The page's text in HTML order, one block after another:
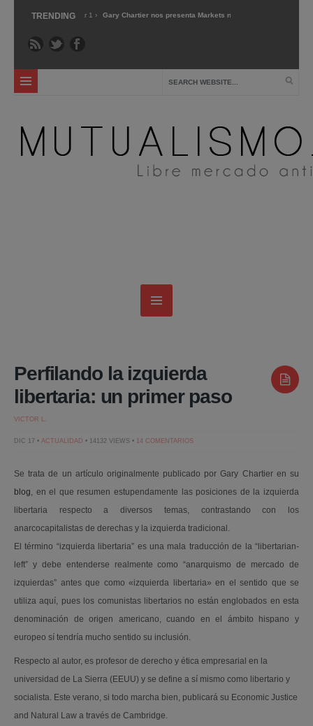
TRENDING
Mar 1 › Gary Chartier nos presenta Markets not Capitalism »
Perfilando la izquierda
libertaria: un primer paso
VICTOR L.
DIC 17 • ACTUALIDAD • 14132 VIEWS • 14 COMENTARIOSEN
LIBERTARIA:
PRIMER
Se trata de un artículo originalmente publicado por Gary Chartier en su
blog, en el que resumen estupendamente las posiciones de la izquierda
libertaria respecto a diversos temas, contrastando con los
anarcocapitalistas de derechas y la izquierda tradicional.
El término “izquierda libertaria” es una mala traducción de la “libertarian-
left” y debe entenderse realmente como “anarquismo de mercado de
izquierdas” antes que como «izquierda libertaria» en el sentido que se
utiliza aquí, pues los comunistas libertarios no están englobados en esta
denominación de origen americano, cuando en el ámbito hispano y
europeo sí tendría mucho sentido su inclusión.
Respecto al autor, es profesor de derecho y ética empresarial en la
universidad de La Sierra (EEUU) y se define a sí mismo como libertario y
socialista. Este verano, si todo marcha bien, publicará su Economic Justice
and Natural Law a través de Cambridge.